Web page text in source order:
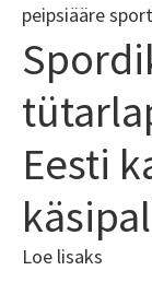
peipsiääre sport
Eesti
Loe lisaks